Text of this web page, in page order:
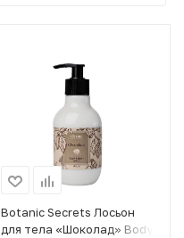
Botanic Secrets Лосьон
для тела «Шоколад» Body